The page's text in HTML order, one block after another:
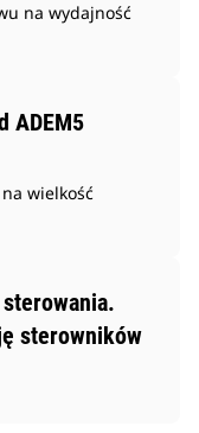
na wydajność
ADEM5
wielkość
sterowników